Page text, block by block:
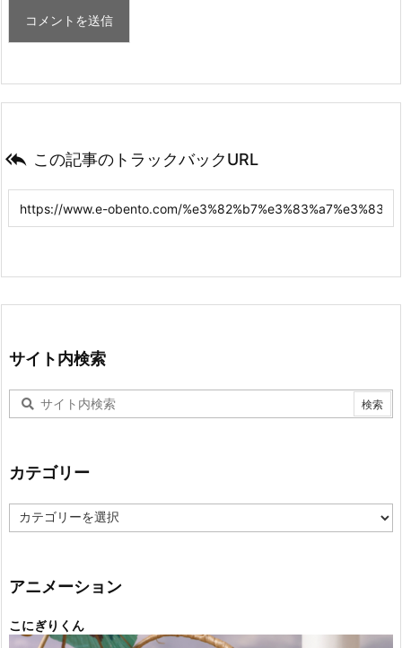
 この記事のトラックバックURL
サイト内検索
カテゴリー
テ
ー
アニメーション
こにぎりくん